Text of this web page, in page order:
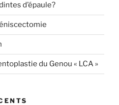
d’épaule?
du Genou « LCA »